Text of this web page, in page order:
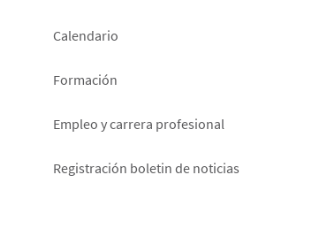
left
Calendario
Formación
Empleo y carrera profesional
Registración boletin de noticias